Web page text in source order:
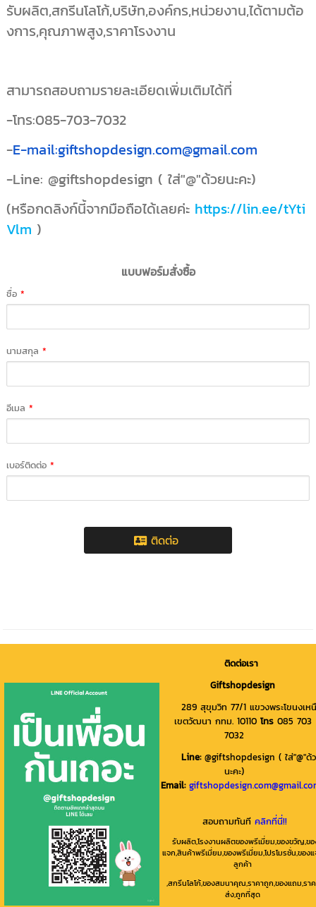
รับผลิต,สกรีนโลโก้,บริษัท,องค์กร,หน่วยงาน,ได้ตามต้อ
งการ,คุณภาพสูง,ราคาโรงงาน
สามารถสอบถามรายละเอียดเพิ่มเติมได้ที่
-โทร:085-703-7032
-E-mail:giftshopdesign.com@gmail.com
-Line: @giftshopdesign ( ใส่"@"ด้วยนะคะ)
(หรือกดลิงก์นี้จากมือถือได้เลยค่ะ https://lin.ee/tYti
Vlm )
แบบฟอร์มสั่งซื้อ
ชื่อ*
นามสกุล*
อีเมล*
เบอร์ติดต่อ*
ติดต่อ
ติดต่อเรา
Giftshopdesign
289 สุขุมวิท 77/1 แขวงพระโขนงเห
เขตวัฒนา กทม. 10110โทร085 703
7032
Line: @giftshopdesign ( ใส่"@"ด้
นะคะ)
Email:
สอบถามทันที คลิกที่นี่!!
รับผลิต,โรงงานผลิตของพรีเมี่ยม,ของขวัญ,ข
แจก,สินค้าพรีเมี่ยม,ของพรีเมี่ยม,โปรโมรชั่น,ของ
ลูกค้า
,สกรีนโลโก้,ของสมนาคุณ,ราคาถูก,ของแถม,รา
ส่ง,ถูกที่สุด